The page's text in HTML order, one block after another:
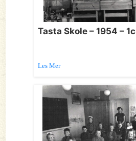
Tasta Skole – 1954 – 1c
Les Mer